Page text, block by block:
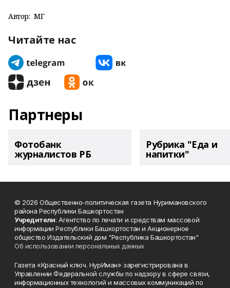
Автор: МГ
Читайте нас
Партнеры
Фотобанк
журналистов РБ
Рубрика "Еда и
напитки"
© 2026 Общественно-политическая газета Нуримановского
района Республики Башкортостан
Учредители: Агентство по печати и средствам массовой
информации Республики Башкортостан и Акционерное
общество Издательский дом "Республика Башкортостан"
Об использовании персональных данных
Газета «Красный ключ. НурИман» зарегистрирована в
Управлении Федеральной службы по надзору в сфере связи,
информационных технологий и массовых коммуникаций по